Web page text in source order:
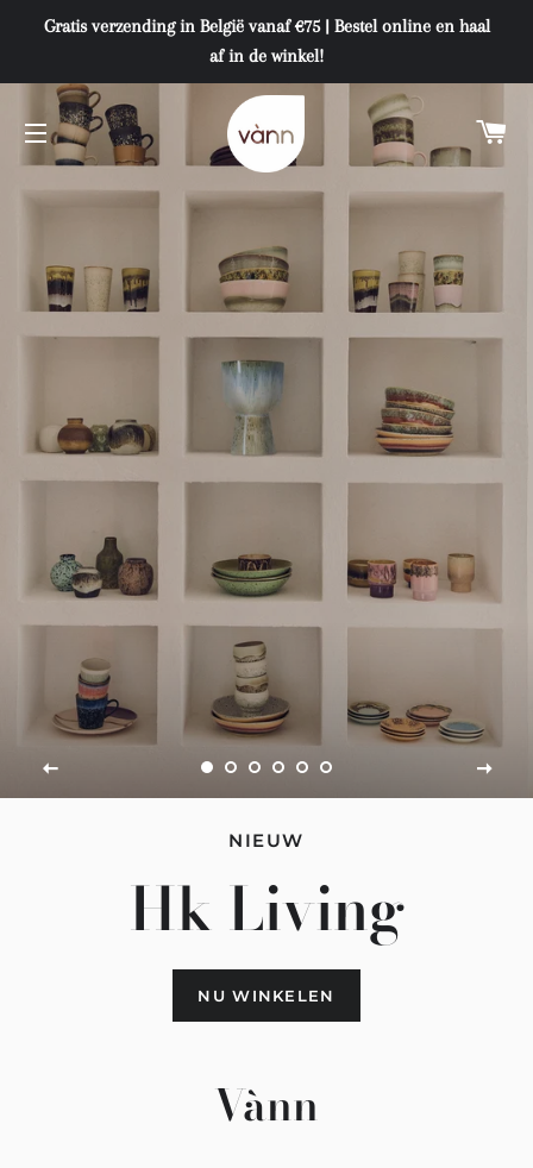
Gratis verzending in België vanaf €75 | Bestel online en haal
af in de winkel!
SITENAVIGATIE
NIEUW
Hk Living
NU WINKELEN
Vànn